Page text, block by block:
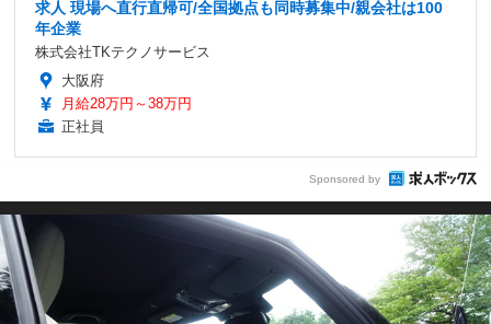
求人 現場へ直行直帰可/全国拠点も同時募集中/親会社は100
年企業
株式会社TKテクノサービス
大阪府
月給28万円～38万円
正社員
Sponsored by